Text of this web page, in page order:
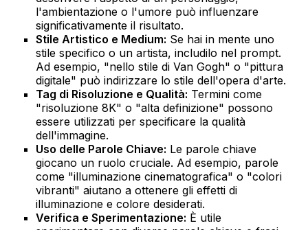
l'ambientazione o l'umore può influenzare
significativamente il risultato.
Stile Artistico e Medium: Se hai in mente uno
stile specifico o un artista, includilo nel prompt.
Ad esempio, "nello stile di Van Gogh" o "pittura
digitale" può indirizzare lo stile dell'opera d'arte.
Tag di Risoluzione e Qualità: Termini come
"risoluzione 8K" o "alta definizione" possono
essere utilizzati per specificare la qualità
dell'immagine.
Uso delle Parole Chiave: Le parole chiave
giocano un ruolo cruciale. Ad esempio, parole
come "illuminazione cinematografica" o "colori
vibranti" aiutano a ottenere gli effetti di
illuminazione e colore desiderati.
Verifica e Sperimentazione: È utile